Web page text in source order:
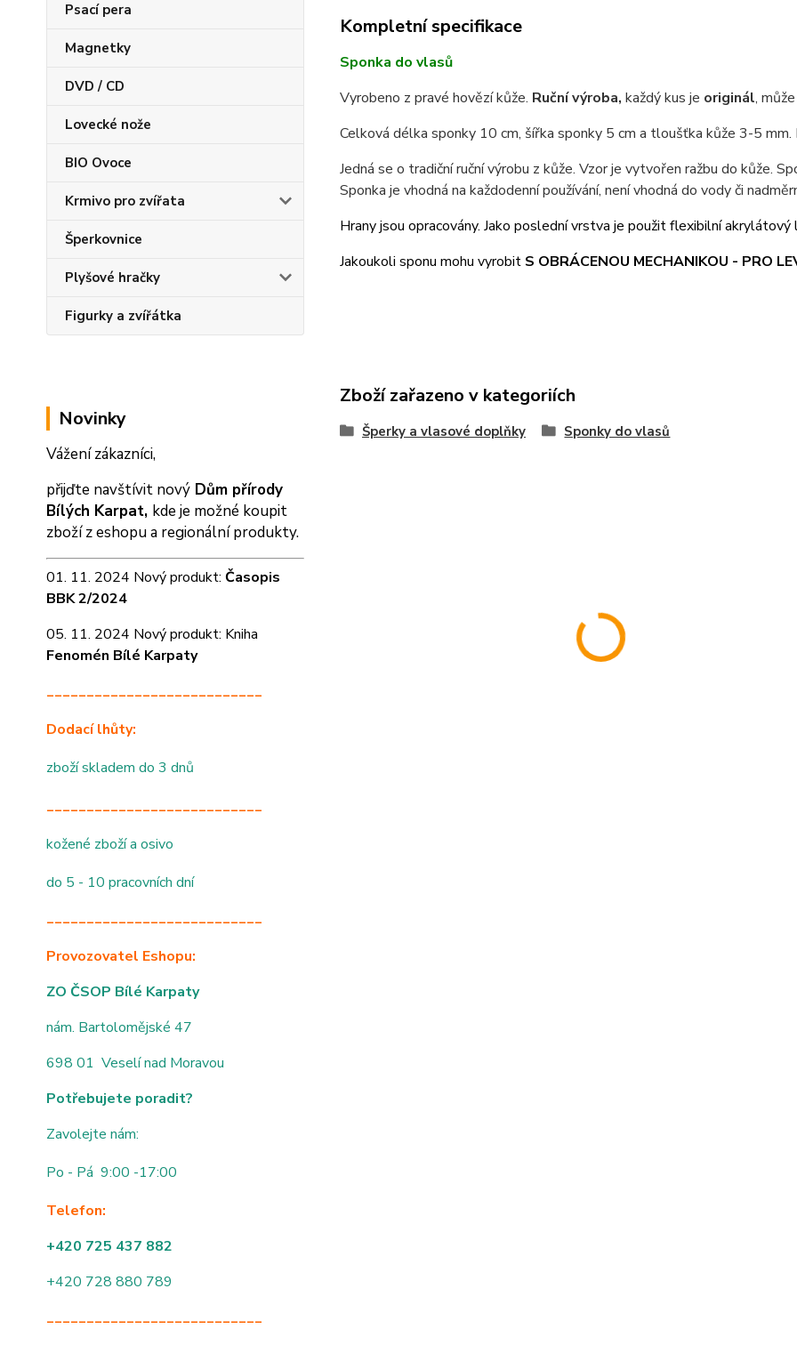
Psací pera
Magnetky
DVD / CD
Lovecké nože
BIO Ovoce
Krmivo pro zvířata
Šperkovnice
Plyšové hračky
Figurky a zvířátka
Novinky
Vážení zákazníci,
přijďte navštívit nový Dům přírody
Bílých Karpat, kde je možné koupit
zboží z eshopu a regionální produkty.
01. 11. 2024 Nový produkt: Časopis
BBK 2/2024
05. 11. 2024 Nový produkt: Kniha
Fenomén Bílé Karpaty
___________________________
Dodací lhůty:
zboží skladem do 3 dnů
___________________________
kožené zboží a osivo
do 5 - 10 pracovních dní
___________________________
Provozovatel Eshopu:
ZO ČSOP Bílé Karpaty
nám. Bartolomějské 47
698 01 Veselí nad Moravou
Potřebujete poradit?
Zavolejte nám:
Po - Pá 9:00 -17:00
Telefon:
+420 725 437 882
+420 728 880 789
___________________________
Kompletní specifikace
Sponka do vlasů
Vyrobeno z pravé hovězí kůže. Ruční výroba, každý kus je originál,
Celková délka sponky 10 cm, šířka sponky 5 cm a tloušťka kůže 3-5
Jedná se o tradiční ruční výrobu z kůže. Vzor je vytvořen ražbu do kůže.
Sponka je vhodná na každodenní používání, není vhodná do vody či
Hrany jsou opracovány. Jako poslední vrstva je použit flexibilní
Jakoukoli sponu mohu vyrobit S OBRÁCENOU MECHANIKOU - PRO
Zboží zařazeno v kategoriích
Šperky a vlasové doplňky Sponky do vlasů